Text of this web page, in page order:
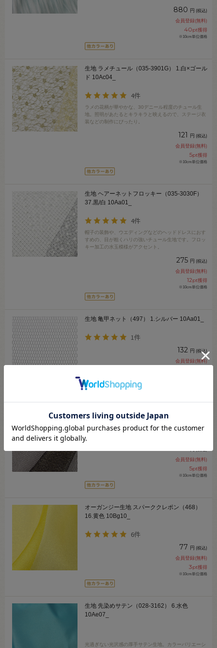
880 円 (税込)
会員登録(無料)
40pt獲得
※10cm単位価格
生地 ラメチュール（035-3901G） 1.白×ゴール
ド 10Ac04_
4件
ラメの花柄が華やかな、30デニール程度のチュール生
地。照明があたるとキラキラと映えるので、ステージ衣
装などの制作にぴったり。
121 円 (税込)
会員登録(無料)
5pt獲得
※10cm単位価格
生地 ヘアーネットフロッキー（035-3030F）
37.黒/白 10Aa01_
4件
帽子の装飾や、ウエディングなどのヘッドドレスにおす
すめの、目が粗くハリの強いチュール生地です。フロッ
キー加工の水玉模様がアクセント。
275 円 (税込)
会員登録(無料)
12pt獲得
※10cm単位価格
生地 亀甲ネット（497） 1.シルバー 10Aa01_
1件
132 円 (税込)
会員登録(無料)
10Bk15_
会員登録(無料)
5pt獲得
※10cm単位価格
オーガンジー生地 スパーククレポン（468）
16.黄色 10Bg10_
6件
77 円 (税込)
会員登録(無料)
3pt獲得
※10cm単位価格
生地 先染めサテン（028-3162） 6.水色
10Ae07_
光過ぎない光沢感の厚手サテン生地。カラーバリエーシ